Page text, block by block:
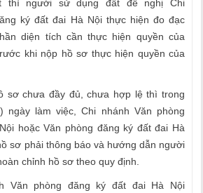
thì người sử dụng đất đề nghị Chi
ký đất đai Hà Nội thực hiện đo đạc
diện tích cần thực hiện quyền của
khi nộp hồ sơ thực hiện quyền của
sơ chưa đầy đủ, chưa hợp lệ thì trong
ngày làm việc, Chi nhánh Văn phòng
hoặc Văn phòng đăng ký đất đai Hà
sơ phải thông báo và hướng dẫn người
chỉnh hồ sơ theo quy định.
Văn phòng đăng ký đất đai Hà Nội